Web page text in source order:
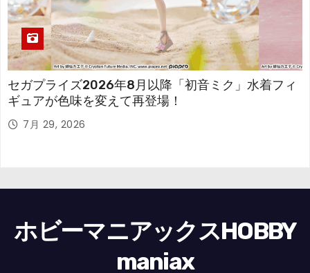
セガプライズ2026年8月以降「初音ミク」水着フィ
ギュアが色味を変えて再登場！
7月 29, 2026
ホビーマニアックスHOBBY
maniax